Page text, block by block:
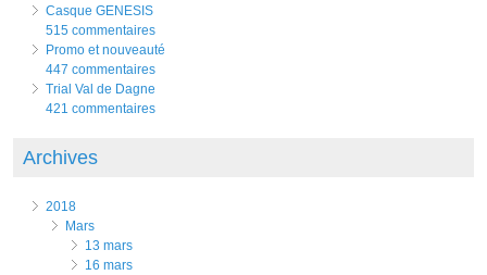
Casque GENESIS
515 commentaires
Promo et nouveauté
447 commentaires
Trial Val de Dagne
421 commentaires
Archives
2018
mars
13 mars
16 mars